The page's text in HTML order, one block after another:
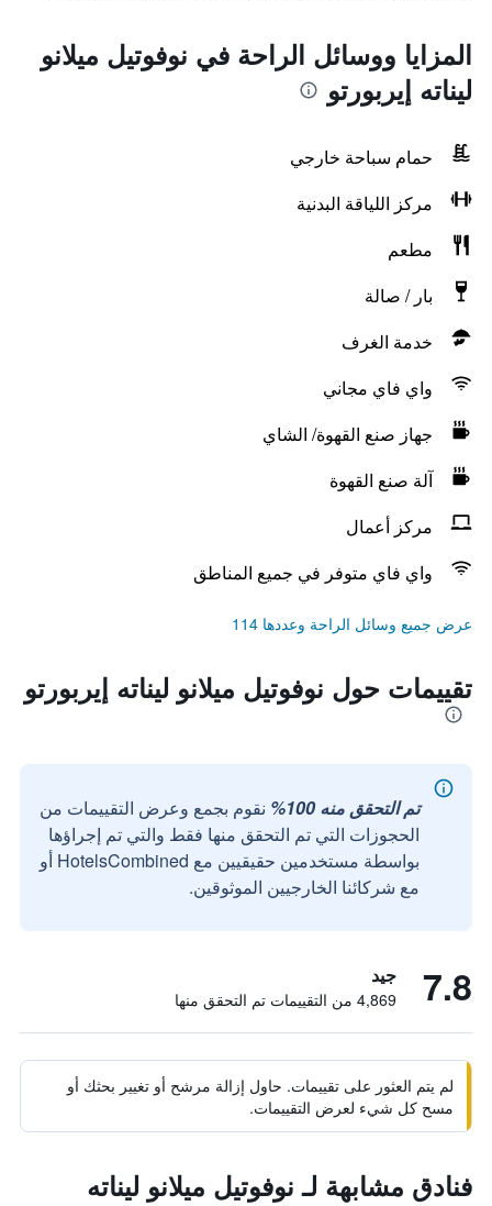
المزايا ووسائل الراحة في نوفوتيل ميلانو
ليناته إيربورتو
حمام سباحة خارجي
مركز اللياقة البدنية
مطعم
بار / صالة
خدمة الغرف
واي فاي مجاني
جهاز صنع القهوة/ الشاي
آلة صنع القهوة
مركز أعمال
واي فاي متوفر في جميع المناطق
عرض جميع وسائل الراحة وعددها 114
تقييمات حول نوفوتيل ميلانو ليناته إيربورتو
تم التحقق منه 100%
نقوم بجمع وعرض التقييمات من
الحجوزات التي تم التحقق منها فقط والتي تم إجراؤها
بواسطة مستخدمين حقيقيين مع HotelsCombined أو
مع شركائنا الخارجيين الموثوقين.
7.8 جيد
4,869 من التقييمات تم التحقق منها
لم يتم العثور على تقييمات. حاول إزالة مرشح أو تغيير بحثك أو
مسح كل شيء لعرض التقييمات.
فنادق مشابهة لـ نوفوتيل ميلانو ليناته